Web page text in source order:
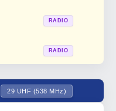
RADIO
RADIO
29 UHF (538 MHz)